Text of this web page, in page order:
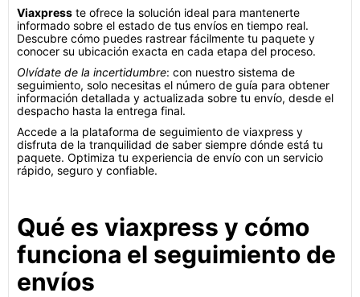
Viaxpress te ofrece la solución ideal para mantenerte
informado sobre el estado de tus envíos en tiempo real.
Descubre cómo puedes rastrear fácilmente tu paquete y
conocer su ubicación exacta en cada etapa del proceso.
Olvídate de la incertidumbre: con nuestro sistema de
seguimiento, solo necesitas el número de guía para obtener
información detallada y actualizada sobre tu envío, desde el
despacho hasta la entrega final.
Accede a la plataforma de seguimiento de viaxpress y
disfruta de la tranquilidad de saber siempre dónde está tu
paquete. Optimiza tu experiencia de envío con un servicio
rápido, seguro y confiable.
Qué es viaxpress y cómo
funciona el seguimiento de
envíos